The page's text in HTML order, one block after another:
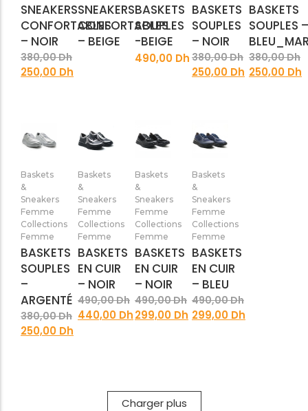
SNEAKERS
CONFORTABLES
– NOIR
380,00Dh
250,00 Dh
SNEAKERS
CONFORTABLES
– BEIGE
BASKETS
SOUPLES
-BEIGE
490,00 Dh
BASKETS
SOUPLES
– NOIR
380,00Dh
250,00 Dh
BASKETS
SOUPLES –
380,00Dh
250,00 Dh
Ajouter
au
panier
Baskets
&
Sneakers
Femme
Collections
Femme
BASKETS
SOUPLES
–
ARGENTÉ
380,00Dh
250,00 Dh
Ajouter
au
panier
Baskets
&
Sneakers
Femme
Collections
Femme
BASKETS
EN CUIR
– NOIR
490,00Dh
440,00 Dh
Ajouter
au
panier
Baskets
&
Sneakers
Femme
Collections
Femme
BASKETS
EN CUIR
– NOIR
490,00Dh
299,00 Dh
Baskets
&
Sneakers
Femme
Collections
Femme
BASKETS
EN CUIR
– BLEU
490,00Dh
299,00 Dh
Charger plus